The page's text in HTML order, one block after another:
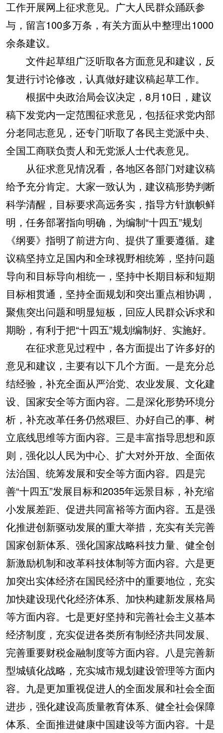
工作开展网上征求意见。广大人民群众踊跃参
与，留言100多万条，有关方面从中整理出1000
余条建议。
文件起草组广泛听取各方面意见和建议，反
复进行讨论修改，认真做好建议稿起草工作。
根据中央政治局会议决定，8月10日，建议
稿下发党内一定范围征求意见，包括征求党内部
分老同志意见，还专门听取了各民主党派中央、
全国工商联负责人和无党派人士代表意见。
从征求意见情况看，各地区各部门对建议稿
给予充分肯定。大家一致认为，建议稿形势判断
科学清醒，目标要求高远务实，指导方针旗帜鲜
明，任务部署指向明确，为编制“十四五”规划
《纲要》指明了前进方向、提供了重要遵循。建
议稿坚持立足国内和全球视野相统筹，坚持问题
导向和目标导向相统一，坚持中长期目标和短期
目标相贯通，坚持全面规划和突出重点相协调，
聚焦突出问题和明显短板，回应人民群众诉求和
期盼，有利于把“十四五”规划编制好、实施好。
在征求意见过程中，各方面提出了许多好的
意见和建议，主要有以下几个方面。一是充分总
结经验，补充全面从严治党、农业发展、文化建
设、国家安全等方面内容。二是深化形势环境分
析，补充改革任务仍然艰巨、办好自己的事、树
立底线思维等方面内容。三是丰富指导思想和原
则，强化以人民为中心、扩大对外开放、全面依
法治国、统筹发展和安全等方面内容。四是完
善“十四五”发展目标和2035年远景目标，补充缩
小发展差距、促进共同富裕等方面内容。五是强
化推进创新驱动发展的重大举措，充实有关完善
国家创新体系、强化国家战略科技力量、健全创
新激励机制和改革科技体制等方面内容。六是更
加突出实体经济在国民经济中的重要地位，充实
加快建设现代化经济体系、加快构建新发展格局
等方面内容。七是更好坚持和完善社会主义基本
经济制度，充实促进各类所有制经济共同发展、
完善重要财税金融制度等方面内容。八是完善新
型城镇化战略，充实城市规划建设管理等方面内
容。九是更加重视促进人的全面发展和社会全面
进步，强化建设高质量教育体系、健全社会保障
体系、全面推进健康中国建设等方面内容。十是